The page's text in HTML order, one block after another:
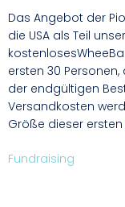
Das Angebot der
die USA als Teil
ersten 30
der endgültigen
Versandkosten
Größe dieser ersten
Fundraising